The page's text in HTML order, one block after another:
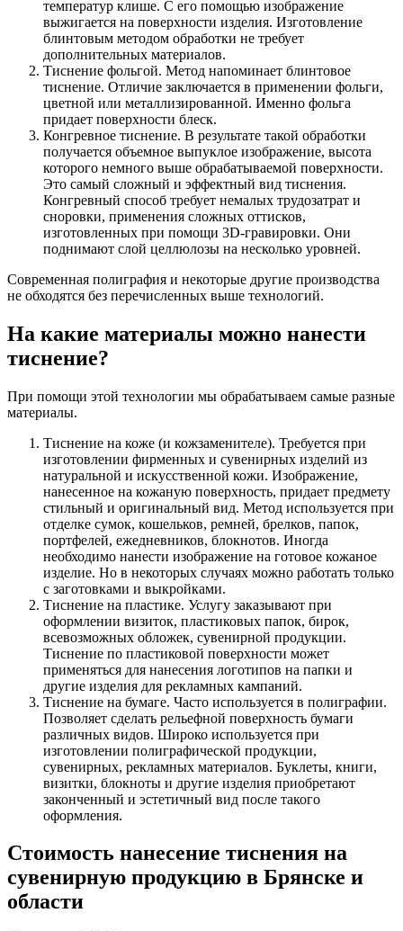
температур клише. С его помощью изображение
выжигается на поверхности изделия. Изготовление
блинтовым методом обработки не требует
дополнительных материалов.
Тиснение фольгой. Метод напоминает блинтовое
тиснение. Отличие заключается в применении фольги,
цветной или металлизированной. Именно фольга
придает поверхности блеск.
Конгревное тиснение. В результате такой обработки
получается объемное выпуклое изображение, высота
которого немного выше обрабатываемой поверхности.
Это самый сложный и эффектный вид тиснения.
Конгревный способ требует немалых трудозатрат и
сноровки, применения сложных оттисков,
изготовленных при помощи 3D-гравировки. Они
поднимают слой целлюлозы на несколько уровней.
Современная полиграфия и некоторые другие производства
не обходятся без перечисленных выше технологий.
На какие материалы можно нанести
тиснение?
При помощи этой технологии мы обрабатываем самые разные
материалы.
Тиснение на коже (и кожзаменителе). Требуется при
изготовлении фирменных и сувенирных изделий из
натуральной и искусственной кожи. Изображение,
нанесенное на кожаную поверхность, придает предмету
стильный и оригинальный вид. Метод используется при
отделке сумок, кошельков, ремней, брелков, папок,
портфелей, ежедневников, блокнотов. Иногда
необходимо нанести изображение на готовое кожаное
изделие. Но в некоторых случаях можно работать только
с заготовками и выкройками.
Тиснение на пластике. Услугу заказывают при
оформлении визиток, пластиковых папок, бирок,
всевозможных обложек, сувенирной продукции.
Тиснение по пластиковой поверхности может
применяться для нанесения логотипов на папки и
другие изделия для рекламных кампаний.
Тиснение на бумаге. Часто используется в полиграфии.
Позволяет сделать рельефной поверхность бумаги
различных видов. Широко используется при
изготовлении полиграфической продукции,
сувенирных, рекламных материалов. Буклеты, книги,
визитки, блокноты и другие изделия приобретают
законченный и эстетичный вид после такого
оформления.
Стоимость нанесение тиснения на
сувенирную продукцию в Брянске и
области